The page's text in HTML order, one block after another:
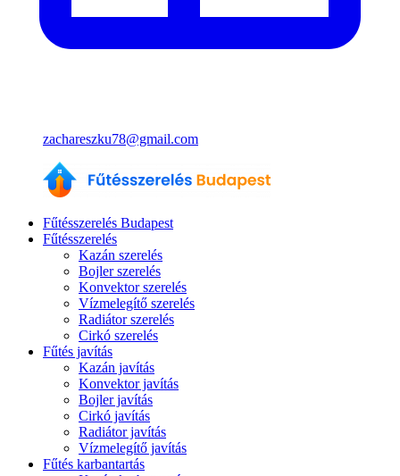
zachareszku78@gmail.com
Fűtésszerelés Budapest
Fűtésszerelés
Kazán szerelés
Bojler szerelés
Konvektor szerelés
Vízmelegítő szerelés
Radiátor szerelés
Cirkó szerelés
Fűtés javítás
Kazán javítás
Konvektor javítás
Bojler javítás
Cirkó javítás
Radiátor javítás
Vízmelegítő javítás
Fűtés karbantartás